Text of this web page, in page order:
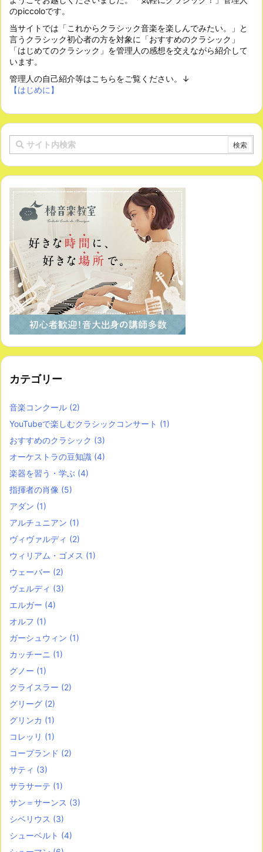
のpiccoloです。
当サイトでは「これからクラシック音楽を楽しんでみたい。」と
言うクラシック初心者の方を対象に「おすすめのクラシック」
「はじめてのクラシック」を管理人の感想を交えながら紹介して
います。
管理人の自己紹介等はこちらをご覧ください。↓
【はじめに】
カテゴリー
音楽コンクール (2)
YouTubeで楽しむクラシックコンサート (1)
おすすめのクラシック (3)
オーケストラの豆知識 (4)
楽器を習う・学ぶ (4)
指揮者の肖像 (5)
アダン (1)
アルチュニアン (1)
ヴィヴァルディ (2)
ウィリアム・ゴメス (1)
ウェーバー (2)
ヴェルディ (3)
エルガー (4)
オルフ (1)
ガーシュウィン (1)
カッチーニ (1)
グノー (1)
クライスラー (2)
グリーグ (2)
グリンカ (1)
コレッリ (1)
コープランド (2)
サティ (3)
サラサーテ (1)
サン＝サーンス (3)
シベリウス (3)
シューベルト (4)